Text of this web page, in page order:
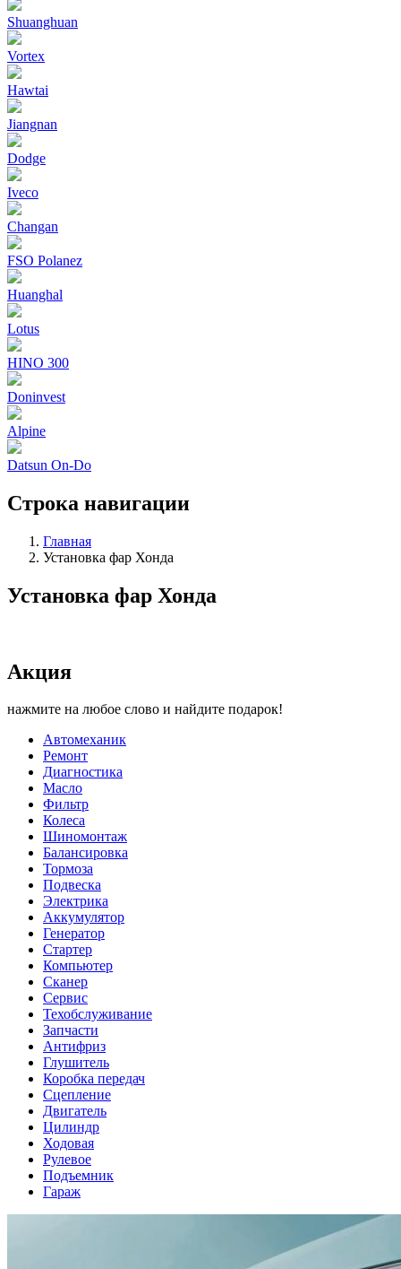
Shuanghuan
Vortex
Hawtai
Jiangnan
Dodge
Iveco
Changan
FSO Polanez
Huanghal
Lotus
HINO 300
Doninvest
Alpine
Datsun On-Do
Строка навигации
Главная
Установка фар Хонда
Установка фар Хонда
Акция
нажмите на любое слово и найдите подарок!
Автомеханик
Ремонт
Диагностика
Масло
Фильтр
Колеса
Шиномонтаж
Балансировка
Тормоза
Подвеска
Электрика
Аккумулятор
Генератор
Стартер
Компьютер
Сканер
Сервис
Техобслуживание
Запчасти
Антифриз
Глушитель
Коробка передач
Сцепление
Двигатель
Цилиндр
Ходовая
Рулевое
Подъемник
Гараж